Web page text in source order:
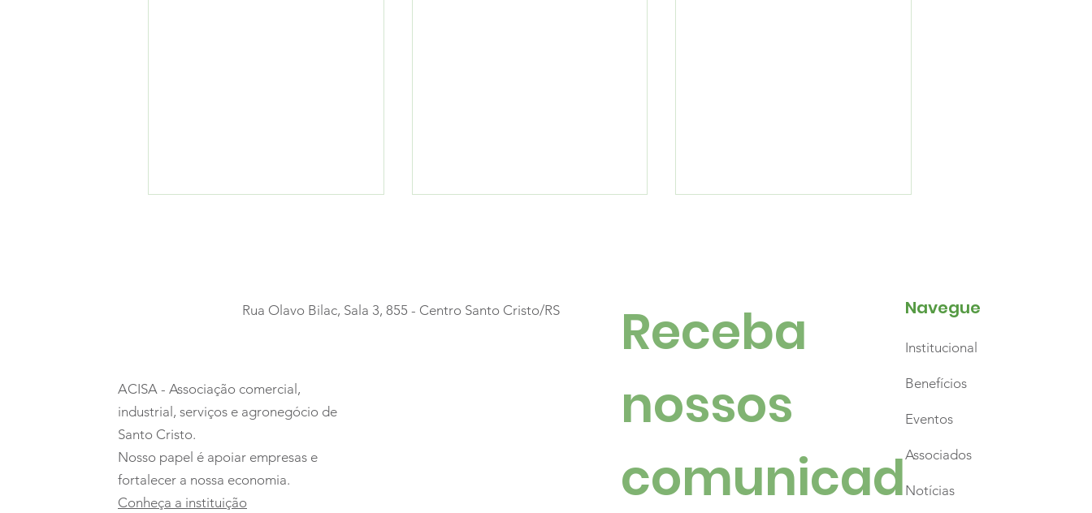
encantou todas as
idades
Luzes, emoção e
marcaram a abertura do
Santo Natal
ACISA - Associação comercial,
industrial, serviços e agronegócio de
Santo Cristo.
Nosso papel é apoiar empresas e
fortalecer a nossa economia.
Conheça a instituição
Rua Olavo Bilac, Sala 3, 855 - Centro Santo Cristo/RS
Receba
nossos
comunicad
Navegue
Institucional
Benefícios
Eventos
Associados
Notícias